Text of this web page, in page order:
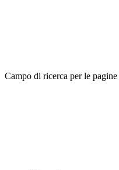
Campo di ricerca per le